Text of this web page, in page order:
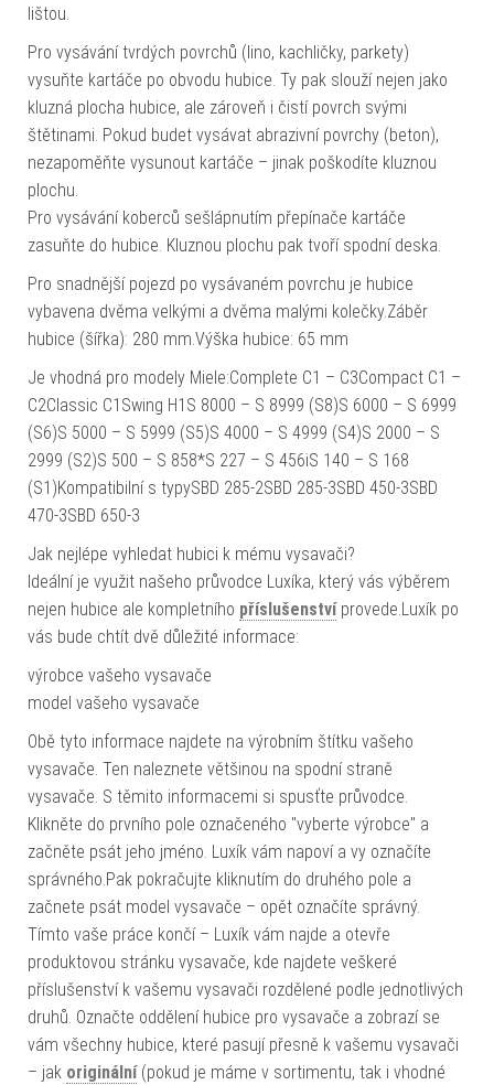
lištou.
Pro vysávání tvrdých povrchů (lino, kachličky, parkety)
vysuňte kartáče po obvodu hubice. Ty pak slouží nejen jako
kluzná plocha hubice, ale zároveň i čistí povrch svými
štětinami. Pokud budet vysávat abrazivní povrchy (beton),
nezapoměňte vysunout kartáče – jinak poškodíte kluznou
plochu.
Pro vysávání koberců sešlápnutím přepínače kartáče
zasuňte do hubice. Kluznou plochu pak tvoří spodní deska.
Pro snadnější pojezd po vysávaném povrchu je hubice
vybavena dvěma velkými a dvěma malými kolečky.Záběr
hubice (šířka): 280 mm.Výška hubice: 65 mm
Je vhodná pro modely Miele:Complete C1 – C3Compact C1 –
C2Classic C1Swing H1S 8000 – S 8999 (S8)S 6000 – S 6999
(S6)S 5000 – S 5999 (S5)S 4000 – S 4999 (S4)S 2000 – S
2999 (S2)S 500 – S 858*S 227 – S 456iS 140 – S 168
(S1)Kompatibilní s typySBD 285-2SBD 285-3SBD 450-3SBD
470-3SBD 650-3
Jak nejlépe vyhledat hubici k mému vysavači?
Ideální je využit našeho průvodce Luxíka, který vás výběrem
nejen hubice ale kompletního příslušenstvíprovede.Luxík po
vás bude chtít dvě důležité informace:
výrobce vašeho vysavače
model vašeho vysavače
Obě tyto informace najdete na výrobním štítku vašeho
vysavače. Ten naleznete většinou na spodní straně
vysavače. S těmito informacemi si spusťte průvodce.
Klikněte do prvního pole označeného "vyberte výrobce" a
začněte psát jeho jméno. Luxík vám napoví a vy označíte
správného.Pak pokračujte kliknutím do druhého pole a
začnete psát model vysavače – opět označíte správný.
Tímto vaše práce končí – Luxík vám najde a otevře
produktovou stránku vysavače, kde najdete veškeré
příslušenství k vašemu vysavači rozdělené podle jednotlivých
druhů. Označte oddělení hubice pro vysavače a zobrazí se
vám všechny hubice, které pasují přesně k vašemu vysavači
– jak originální(pokud je máme v sortimentu, tak i vhodné